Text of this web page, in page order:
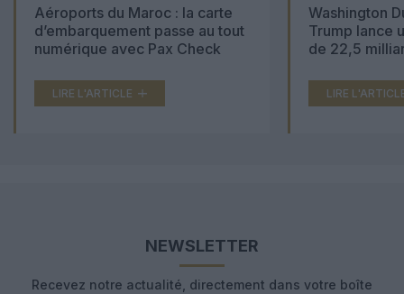
Aéroports du Maroc : la carte
d’embarquement passe au tout
numérique avec Pax Check
LIRE L'ARTICLE
Washington
Trump lance
de 22,5
LIRE
NEWSLETTER
Recevez notre actualité, directement dans votre boîte